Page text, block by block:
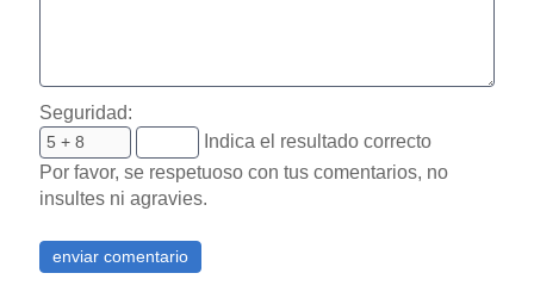
Seguridad:
Indica el resultado correcto
Por favor, se respetuoso con tus comentarios, no
insultes ni agravies.